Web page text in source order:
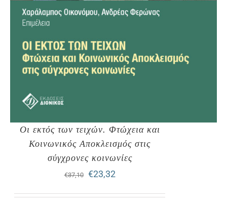
Οι εκτός των τειχών. Φτώχεια και
Κοινωνικός Αποκλεισμός στις
σύγχρονες κοινωνίες
€37,10
Original
price
€23,32Η
τρέχουσα